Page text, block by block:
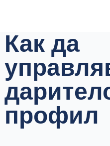
Как да
профил